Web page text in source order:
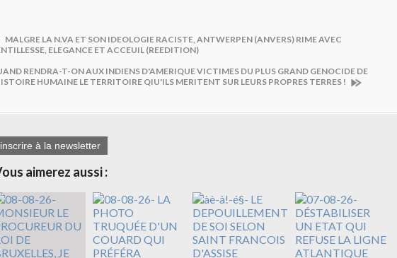
MALGRE LA N.VA ET SON IDEOLOGIE RACISTE, ANTWERPEN (ANVERS) RIME AVEC
ELEGANCE ET ACCEUIL (REEDITION)
RENDRA-T-ON AUX INDIENS D'AMERIQUE VICTIMES DU PLUS GRAND GENOCIDE DE
HUMAINE LE TERRITOIRE QIU'ILS MERITENT SUR LEURS PROPRES TERRES !
à la newsletter
aimerez aussi :